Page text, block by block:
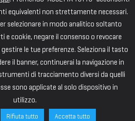
equivalenti non strettamente necessari.
selezionare in modo analitico soltanto
e cookie, negare il consenso o revocare
le tue preferenze. Seleziona il tasto
il banner, continuerai la navigazione in
di tracciamento diversi da quelli
sono applicate al solo dispositivo in
utilizzo.
Rifiuta tutto Accetta tutto